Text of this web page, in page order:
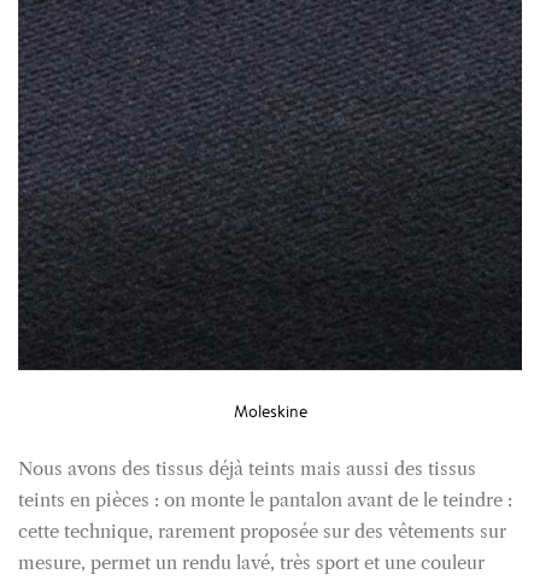
Moleskine
Nous avons des tissus déjà teints mais aussi des tissus
teints en pièces : on monte le pantalon avant de le teindre :
cette technique, rarement proposée sur des vêtements sur
mesure, permet un rendu lavé, très sport et une couleur